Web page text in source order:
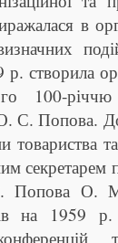
в
створила
100-
С. Попова.
товариства
О. М.
на 1959